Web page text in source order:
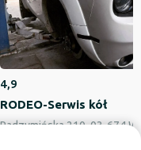
4,9
RODEO-Serwis kół
Radzymińska 210, 03-674